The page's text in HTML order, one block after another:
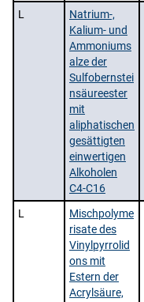
L
Natrium-,
Kalium- und
Ammoniums
alze der
Sulfobernstei
nsäureester
mit
aliphatischen
gesättigten
einwertigen
Alkoholen
C4-C16
L
Mischpolyme
risate des
Vinylpyrrolid
ons mit
Estern der
Acrylsäure,